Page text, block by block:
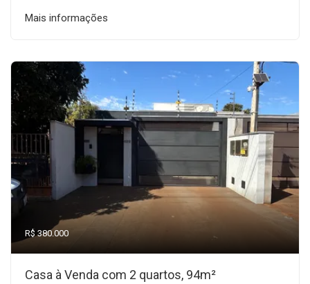
Mais informações
R$ 380.000
Casa à Venda com 2 quartos, 94m²